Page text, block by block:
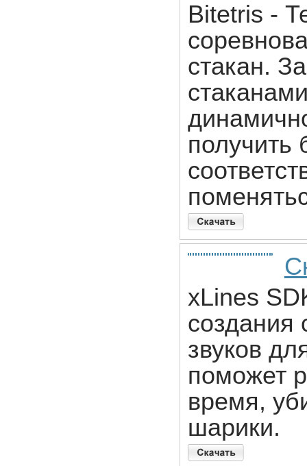
Bitetris -
стакан.
получить
xLines
создания
звуков
поможет
время,
шарики.